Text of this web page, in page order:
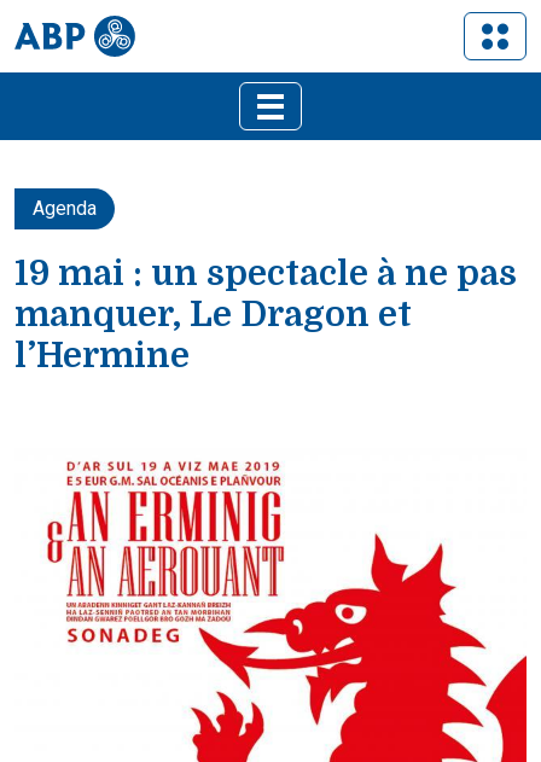
Agenda
19 mai : un spectacle à ne pas
manquer, Le Dragon et
l’Hermine